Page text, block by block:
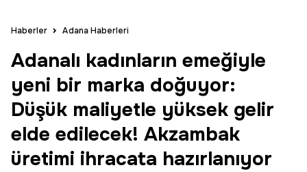
Haberler Adana Haberleri
Adanalı kadınların emeğiyle
yeni bir marka doğuyor:
Düşük maliyetle yüksek gelir
elde edilecek! Akzambak
üretimi ihracata hazırlanıyor